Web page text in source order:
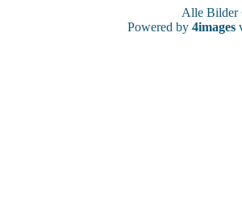
Alle
Powered by 4images